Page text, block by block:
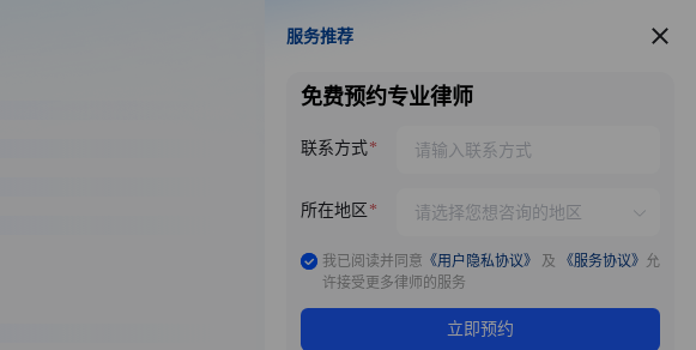
服务推荐
服务推荐
免费预约专业律师
联系方式
所在地区
我已阅读并同意 《用户隐私协议》 及 《服务协议》 允
许接受更多律师的服务
立即预约